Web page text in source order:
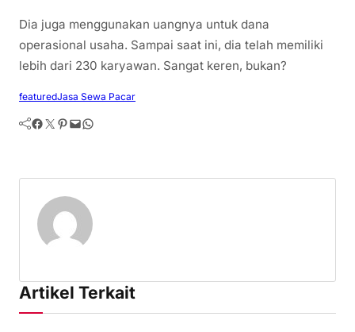
Dia juga menggunakan uangnya untuk dana
operasional usaha. Sampai saat ini, dia telah memiliki
lebih dari 230 karyawan. Sangat keren, bukan?
featuredJasa Sewa Pacar
Facebook Twitter Pinterest Mail WhatsApp
Artikel Terkait